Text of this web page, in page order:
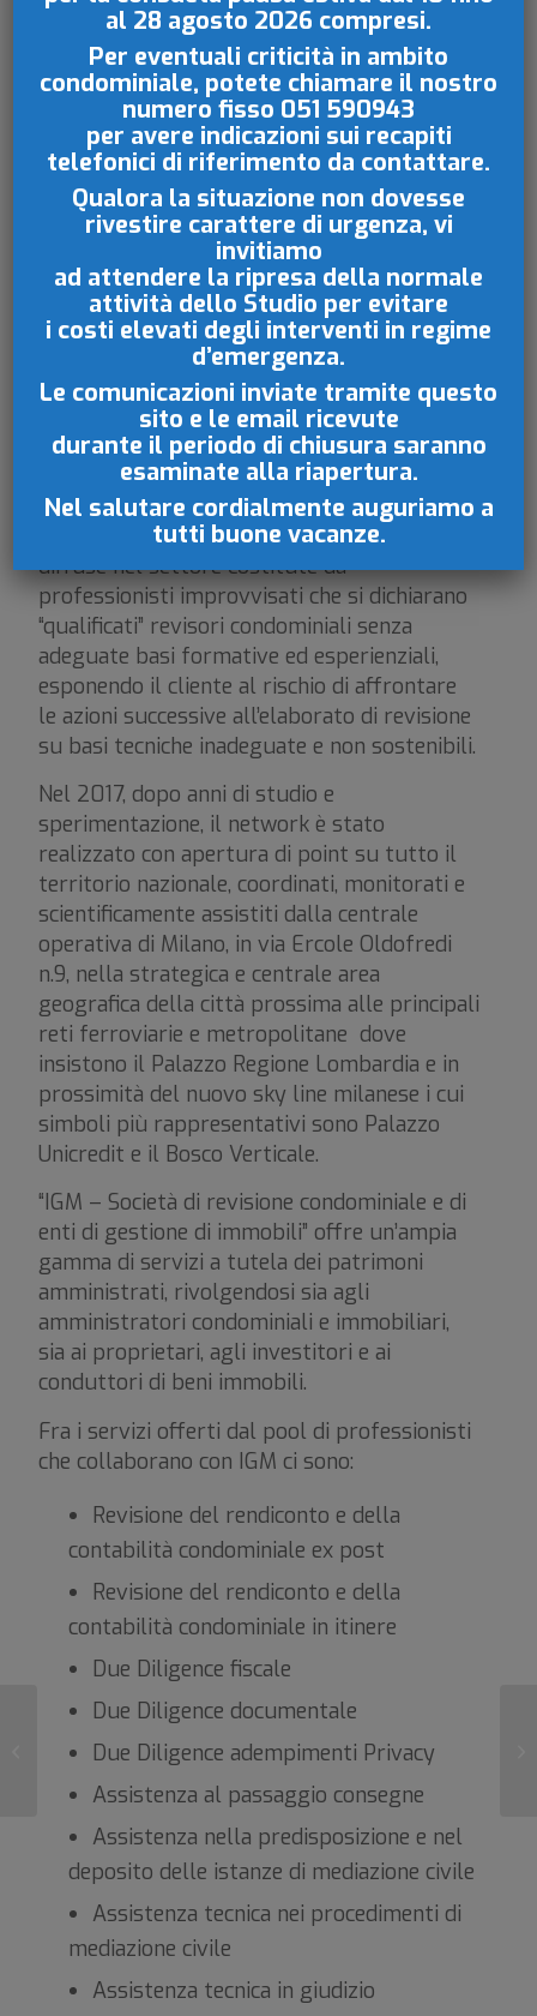
E DI ENTI DI GESTIONE DI IMMOBILI
20 ANNI DI RICERCA E SPERIMENTAZIONE
MESSI A DISPOSIZIONE DELLA REVISIONE
CONDOMINIALE
La società fondata e diretta dal dott. Ivan
Giordano, ha oggi €.180.000,00 di capitale
sociale interamente versato, a tutela dei
propri utenti e per affermarsi sul mercato
con basi che garantiscono adeguati
investimenti nella formazione abilitante e
continua dei propri revisori condominiali.
L’esigenza di strutturare la società con basi
solide rappresenta un ulteriore indice della
serietà con cui si è inteso affrontare l’ampia
area dei servizi legate alla revisione
condominiale, a fronte di realtà sempre più
diffuse nel settore costitute da
professionisti improvvisati che si dichiarano
“qualificati” revisori condominiali senza
adeguate basi formative ed esperienziali,
esponendo il cliente al rischio di affrontare
le azioni successive all’elaborato di revisione
su basi tecniche inadeguate e non sostenibili.
Nel 2017, dopo anni di studio e
sperimentazione, il network è stato
realizzato con apertura di point su tutto il
territorio nazionale, coordinati, monitorati e
scientificamente assistiti dalla centrale
operativa di Milano, in via Ercole Oldofredi
n.9, nella strategica e centrale area
geografica della città prossima alle principali
reti ferroviarie e metropolitane dove
insistono il Palazzo Regione Lombardia e in
prossimità del nuovo sky line milanese i cui
simboli più rappresentativi sono Palazzo
Unicredit e il Bosco Verticale.
“IGM – Società di revisione condominiale e di
enti di gestione di immobili” offre un’ampia
gamma di servizi a tutela dei patrimoni
amministrati, rivolgendosi sia agli
amministratori condominiali e immobiliari,
sia ai proprietari, agli investitori e ai
conduttori di beni immobili.
Fra i servizi offerti dal pool di professionisti
che collaborano con IGM ci sono:
Revisione del rendiconto e della
contabilità condominiale ex post
Revisione del rendiconto e della
contabilità condominiale in itinere
Due Diligence fiscale
Due Diligence documentale
Due Diligence adempimenti Privacy
Assistenza al passaggio consegne
Assistenza nella predisposizione e nel
deposito delle istanze di mediazione civile
Assistenza tecnica nei procedimenti di
mediazione civile
Assistenza tecnica in giudizio
ripartizione delle spese
al 28 agosto 2026 compresi.
Per eventuali criticità in ambito
condominiale, potete chiamare il nostro
numero fisso 051 590943
per avere indicazioni sui recapiti
telefonici di riferimento da contattare.
Qualora la situazione non dovesse
rivestire carattere di urgenza, vi
invitiamo
ad attendere la ripresa della normale
attività dello Studio per evitare
i costi elevati degli interventi in regime
d’emergenza.
Le comunicazioni inviate tramite questo
sito e le email ricevute
durante il periodo di chiusura saranno
esaminate alla riapertura.
Nel salutare cordialmente auguriamo a
tutti buone vacanze.